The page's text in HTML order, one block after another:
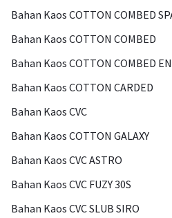
Bahan Kaos COTTON COMBED
Bahan Kaos COTTON COMBED
Bahan Kaos COTTON COMBED
Bahan Kaos COTTON CARDED
Bahan Kaos CVC
Bahan Kaos COTTON GALAXY
Bahan Kaos CVC ASTRO
Bahan Kaos CVC FUZY 30S
Bahan Kaos CVC SLUB SIRO